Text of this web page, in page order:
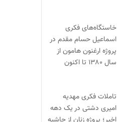
خاستگاه‌های فکری
اسماعیل حسام مقدم در
پروژه ارغنون هامون از
سال ۱۳۸۰ تا اکنون
تاملات فکری مهدیه
امیری دشتی در یک دهه